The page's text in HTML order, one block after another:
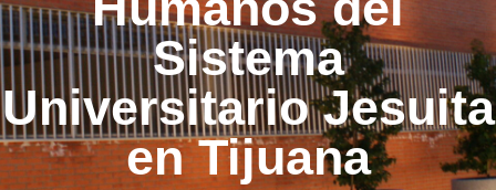
Sistema
Universitario Jesuita
en Tijuana